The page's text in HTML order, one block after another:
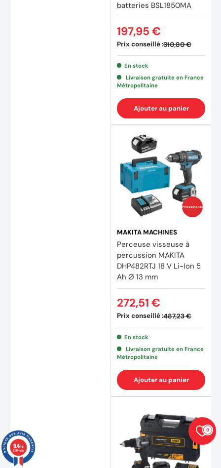
batteries BSL1850MA
Prix conseillé :310,80 €
197,95 €
En stock
Livraison gratuite en France
Métropolitaine
Ajouter au panier
Prix coûtants
MAKITA MACHINES
Perceuse visseuse à
percussion MAKITA
DHP482RTJ 18 V Li-Ion 5
Ah Ø 13 mm
Prix conseillé :487,23 €
272,51 €
En stock
Livraison gratuite en France
Métropolitaine
Ajouter au panier
0
9.4/10
23874 avis